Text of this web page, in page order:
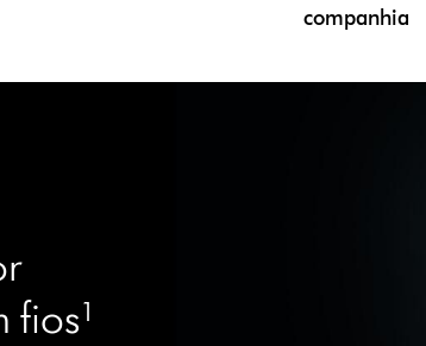
companhia